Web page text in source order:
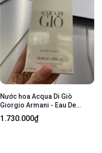
Nước hoa Acqua Di Giò
Giorgio Armani - Eau De
Toilette - 100ml - Newseal
1.730.000₫